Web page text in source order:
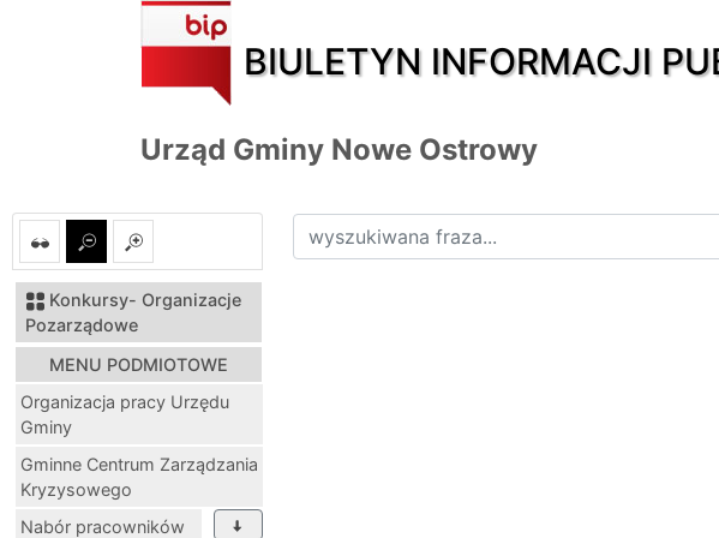
BIULETYN INFORMACJI
Urząd Gminy Nowe Ostrowy
Konkursy- Organizacje
Pozarządowe
MENU
PODMIOTOWE
Organizacja pracy Urzędu
Gminy
Gminne Centrum Zarządzania
Kryzysowego